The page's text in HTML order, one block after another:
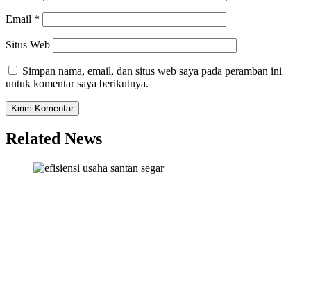
Email *
Situs Web
Simpan nama, email, dan situs web saya pada peramban ini
untuk komentar saya berikutnya.
Related News